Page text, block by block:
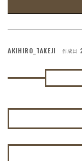
AKIHIRO_TAKEJI 作成日